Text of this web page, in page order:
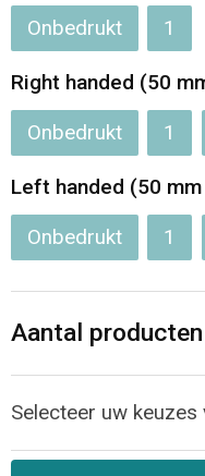
Opvouwbare tassen
Waterbestendige
Bowlingtassen
Strandtassen
Rugzakken
Onbedrukt 1
Right handed (50
Onbedrukt 1
Left handed (50
Onbedrukt 1
Aantal producten
Selecteer uw